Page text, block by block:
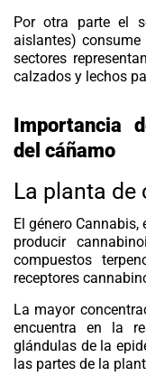
Por otra parte el
aislantes)
sectores
calzados y lechos
Importancia
del cáñamo
La planta de
El género Cannabis,
producir
compuestos
receptores
La mayor
encuentra en la
glándulas de la
las partes de la